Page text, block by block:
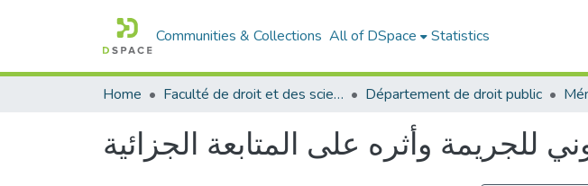
Communities & Collections All of DSpace Statistics
Home Faculté de droit et des sciences politiques Département de droit public
للجريمة وأثره على المتابعة الجزائية